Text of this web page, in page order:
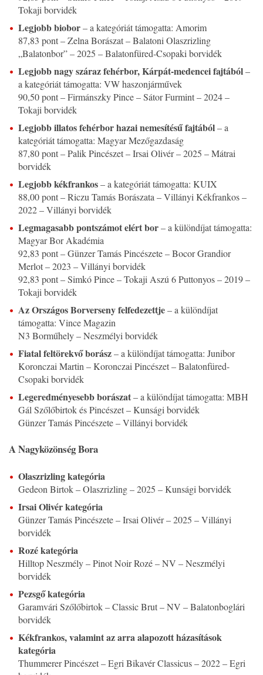
Tokaji borvidék
Legjobb biobor– a kategóriát támogatta: Amorim
87,83 pont – Zelna Borászat – Balatoni Olaszrizling
„Balatonbor” – 2025 – Balatonfüred-Csopaki borvidék
Legjobb nagy száraz fehérbor, Kárpát-medencei fajtából–
a kategóriát támogatta: VW haszonjárművek
90,50 pont – Firmánszky Pince – Sátor Furmint – 2024 –
Tokaji borvidék
Legjobb illatos fehérbor hazai nemesítésű fajtából– a
kategóriát támogatta: Magyar Mezőgazdaság
87,80 pont – Palik Pincészet – Irsai Olivér – 2025 – Mátrai
borvidék
Legjobb kékfrankos– a kategóriát támogatta: KUIX
88,00 pont – Riczu Tamás Borászata – Villányi Kékfrankos –
2022 – Villányi borvidék
Legmagasabb pontszámot elért bor– a különdíjat támogatta:
Magyar Bor Akadémia
92,83 pont – Günzer Tamás Pincészete – Bocor Grandior
Merlot – 2023 – Villányi borvidék
92,83 pont – Simkó Pince – Tokaji Aszú 6 Puttonyos – 2019 –
Tokaji borvidék
Az Országos Borverseny felfedezettje– a különdíjat
támogatta: Vince Magazin
N3 Borműhely – Neszmélyi borvidék
Fiatal feltörekvő borász– a különdíjat támogatta: Junibor
Koronczai Martin – Koronczai Pincészet – Balatonfüred-
Csopaki borvidék
Legeredményesebb borászat– a különdíjat támogatta: MBH
Gál Szőlőbirtok és Pincészet – Kunsági borvidék
Günzer Tamás Pincészete – Villányi borvidék
A Nagyközönség Bora
Olaszrizling kategória
Gedeon Birtok – Olaszrizling – 2025 – Kunsági borvidék
Irsai Olivér kategória
Günzer Tamás Pincészete – Irsai Olivér – 2025 – Villányi
borvidék
Rozé kategória
Hilltop Neszmély – Pinot Noir Rozé – NV – Neszmélyi
borvidék
Pezsgő kategória
Garamvári Szőlőbirtok – Classic Brut – NV – Balatonboglári
borvidék
Kékfrankos, valamint az arra alapozott házasítások
kategória
Thummerer Pincészet – Egri Bikavér Classicus – 2022 – Egri